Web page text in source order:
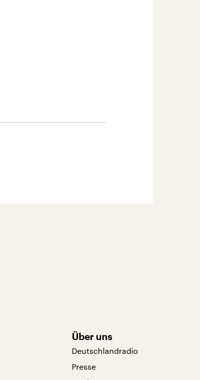
Über uns
Deutschlandradio
Presse